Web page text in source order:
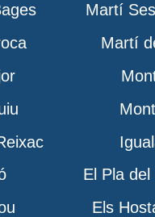
Martí
Martí
El Pla
Els